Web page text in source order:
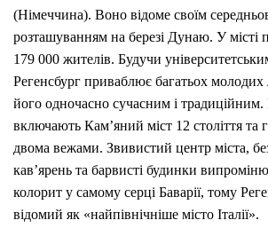
(Німеччина). Воно відоме своїм
розташуванням на березі Дунаю. У місті
179 000 жителів. Будучи
Регенсбург приваблює багатьох
його одночасно сучасним і традиційним.
включають Кам’яний міст 12 століття та
двома вежами. Звивистий центр міста,
кав’ярень та барвисті будинки
колорит у самому серці Баварії, тому
відомий як «найпівнічніше місто Італії».